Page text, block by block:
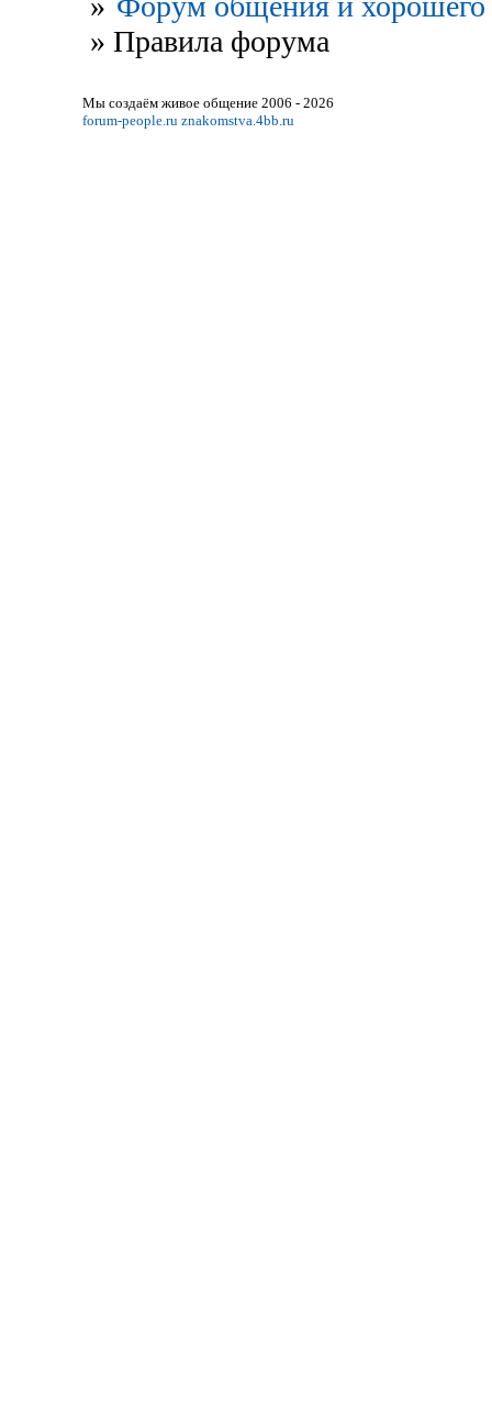
» Правила форума
Мы создаём живое общение 2006 - 2026
forum-people.ru znakomstva.4bb.ru